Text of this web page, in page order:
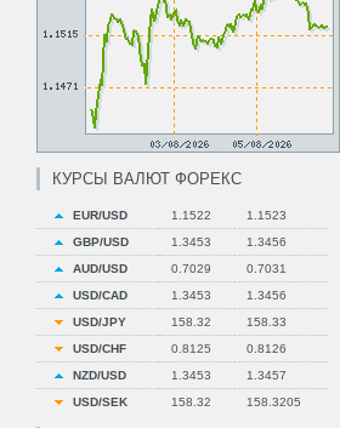
КУРСЫ ВАЛЮТ ФОРЕКС
EUR/USD 1.1522
1.1523
GBP/USD
1.3453
1.3456
AUD/USD
0.7029
0.7031
USD/CAD
1.3453
1.3456
USD/JPY
158.32
158.33
USD/CHF
0.8125
0.8126
NZD/USD
1.3453
1.3457
USD/SEK
158.32 158.3205